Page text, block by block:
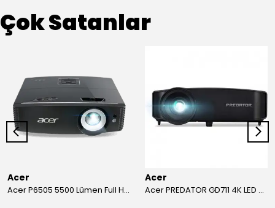
Çok Satanlar
Acer
Acer P6505 5500 Lümen Full HD Toplantı Odası Projeksiyonu
Acer
Acer PREDATOR GD711 4K LED Projeksiyon